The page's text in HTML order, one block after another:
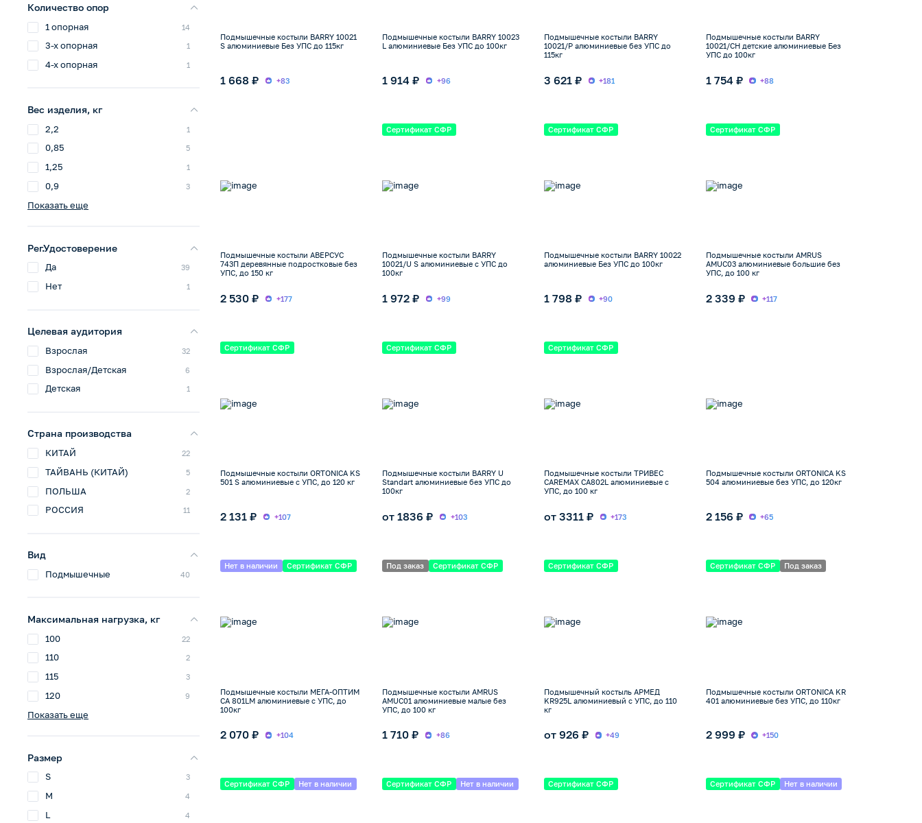
Количество опор
1 опорная 14
3-х опорная 1
4-х опорная 1
Вес изделия, кг
2,2 1
0,85 5
1,25 1
0,9 3
Показать еще
Рег.Удостоверение
Да 39
Нет 1
Целевая аудитория
Взрослая 32
Взрослая/Детская 6
Детская 1
Страна производства
КИТАЙ 22
ТАЙВАНЬ (КИТАЙ) 5
ПОЛЬША 2
РОССИЯ 11
Вид
Подмышечные 40
Максимальная нагрузка, кг
100 22
110 2
115 3
120 9
Показать еще
Размер
S 3
M 4
L 4
Подмышечные костыли BARRY 10021
S алюминиевые Без УПС до 115кг
1 668 ₽ +83
Подмышечные костыли BARRY 10023
L алюминиевые Без УПС до 100кг
1 914 ₽ +96
Подмышечные костыли BARRY
10021/P алюминиевые без УПС до
115кг
3 621 ₽ +181
Подмышечные костыли BARRY
10021/CH детские алюминиевые Без
УПС до 100кг
1 754 ₽ +88
Подмышечные костыли АВЕРСУС
743П деревянные подростковые без
УПС, до 150 кг
2 530 ₽ +177
Сертификат СФР
Подмышечные костыли BARRY
10021/U S алюминиевые с УПС до
100кг
1 972 ₽ +99
Сертификат СФР
Подмышечные костыли BARRY 10022
алюминиевые Без УПС до 100кг
1 798 ₽ +90
Сертификат СФР
Подмышечные костыли AMRUS
AMUC03 алюминиевые большие без
УПС, до 100 кг
2 339 ₽ +117
Сертификат СФР
Подмышечные костыли ORTONICA KS
501 S алюминиевые с УПС, до 120 кг
2 131 ₽ +107
Сертификат СФР
Подмышечные костыли BARRY U
Standart алюминиевые без УПС до
100кг
от 1836 ₽ +103
Сертификат СФР
Подмышечные костыли ТРИВЕС
CAREMAX CA802L алюминиевые с
УПС, до 100 кг
от 3311 ₽ +173
Подмышечные костыли ORTONICA KS
504 алюминиевые без УПС, до 120кг
2 156 ₽ +65
Нет в наличии Сертификат СФР
Подмышечные костыли МЕГА-ОПТИМ
CA 801LМ алюминиевые с УПС, до
100кг
2 070 ₽ +104
Под заказ Сертификат СФР
Подмышечные костыли AMRUS
AMUC01 алюминиевые малые без
УПС, до 100 кг
1 710 ₽ +86
Сертификат СФР
Подмышечный костыль АРМЕД
KR925L алюминиевый с УПС, до 110
кг
от 926 ₽ +49
Сертификат СФР Под заказ
Подмышечные костыли ORTONICA KR
401 алюминиевые без УПС, до 110кг
2 999 ₽ +150
Сертификат СФР Нет в наличии Сертификат СФР Нет в наличии Сертификат СФР Сертификат СФР Нет в наличии